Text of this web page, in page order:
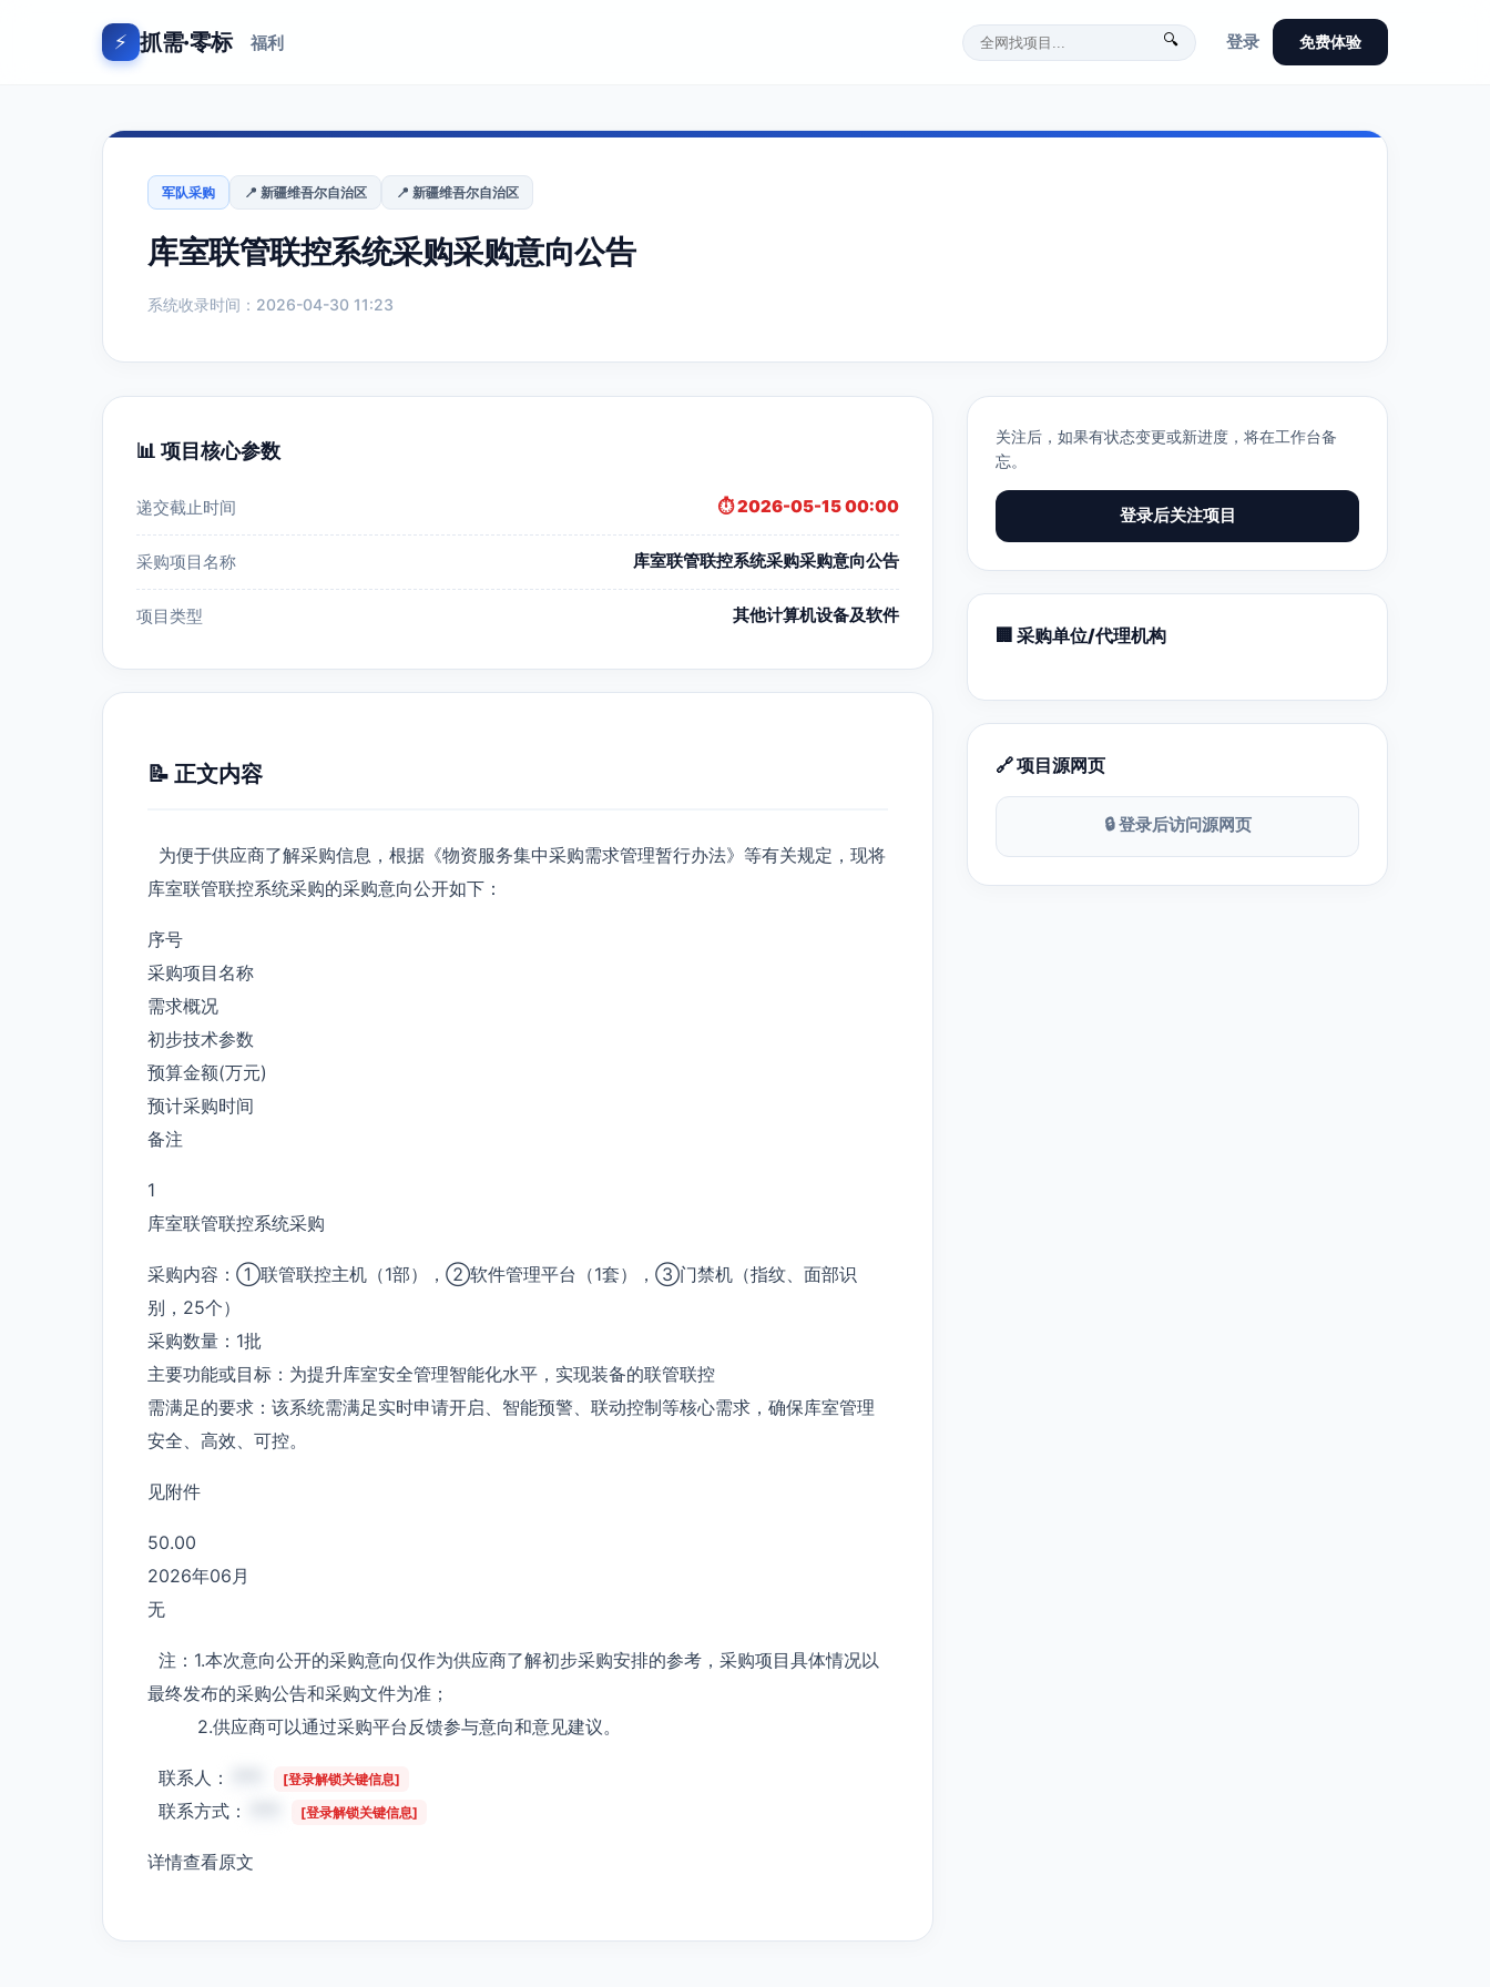
⚡ 抓需·零标 福利 🔍 登录 免费体验
军队采购 📍 新疆维吾尔自治区 📍 新疆维吾尔自治区
库室联管联控系统采购采购意向公告
系统收录时间：2026-04-30 11:23
📊 项目核心参数
递交截止时间 ⏱️ 2026-05-15 00:00
采购项目名称 库室联管联控系统采购采购意向公告
项目类型 其他计算机设备及软件
📝 正文内容
为便于供应商了解采购信息，根据《物资服务集中采购需求管理暂行办法》等有关规定，现将
库室联管联控系统采购的采购意向公开如下：
序号
采购项目名称
需求概况
初步技术参数
预算金额(万元)
预计采购时间
备注
1
库室联管联控系统采购
采购内容：①联管联控主机（1部），②软件管理平台（1套），③门禁机（指纹、面部识
别，25个）
采购数量：1批
主要功能或目标：为提升库室安全管理智能化水平，实现装备的联管联控
需满足的要求：该系统需满足实时申请开启、智能预警、联动控制等核心需求，确保库室管理
安全、高效、可控。
见附件
50.00
2026年06月
无
注：1.本次意向公开的采购意向仅作为供应商了解初步采购安排的参考，采购项目具体情况以
最终发布的采购公告和采购文件为准；
2.供应商可以通过采购平台反馈参与意向和意见建议。
联系人： [登录解锁关键信息]
联系方式： [登录解锁关键信息]
详情查看原文
关注后，如果有状态变更或新进度，将在工作台备
忘。
登录后关注项目
🏢 采购单位/代理机构
🔗 项目源网页
🔒 登录后访问源网页